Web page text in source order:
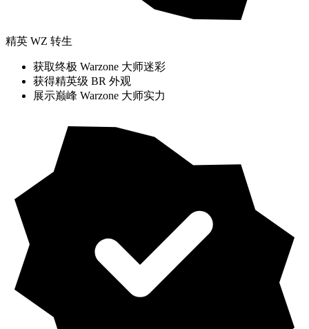
精英 WZ 转生
获取终极 Warzone 大师迷彩
获得精英级 BR 外观
展示巅峰 Warzone 大师实力